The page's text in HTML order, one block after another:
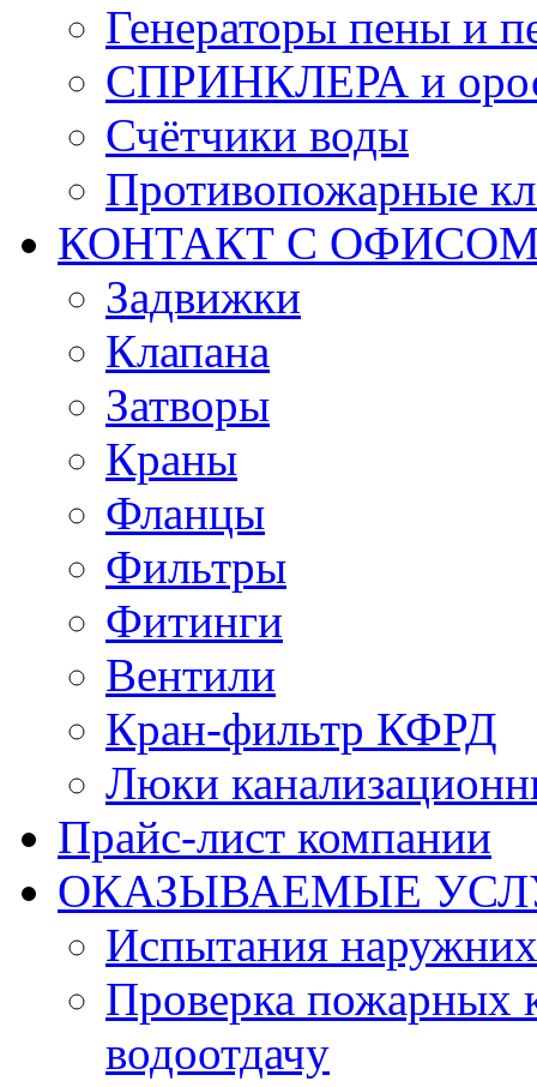
Генераторы пены и
СПРИНКЛЕРА и
Счётчики воды
Противопожарные
КОНТАКТ С ОФИСОМ
Задвижки
Клапана
Затворы
Краны
Фланцы
Фильтры
Фитинги
Вентили
Кран-фильтр КФРД
Люки
Прайс-лист компании
ОКАЗЫВАЕМЫЕ
Испытания
Проверка пожарных
водоотдачу